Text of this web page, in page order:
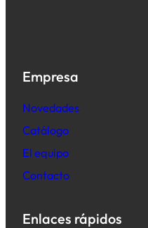
Empresa
Novedades
Catálogo
El equipo
Contacto
Enlaces rápidos